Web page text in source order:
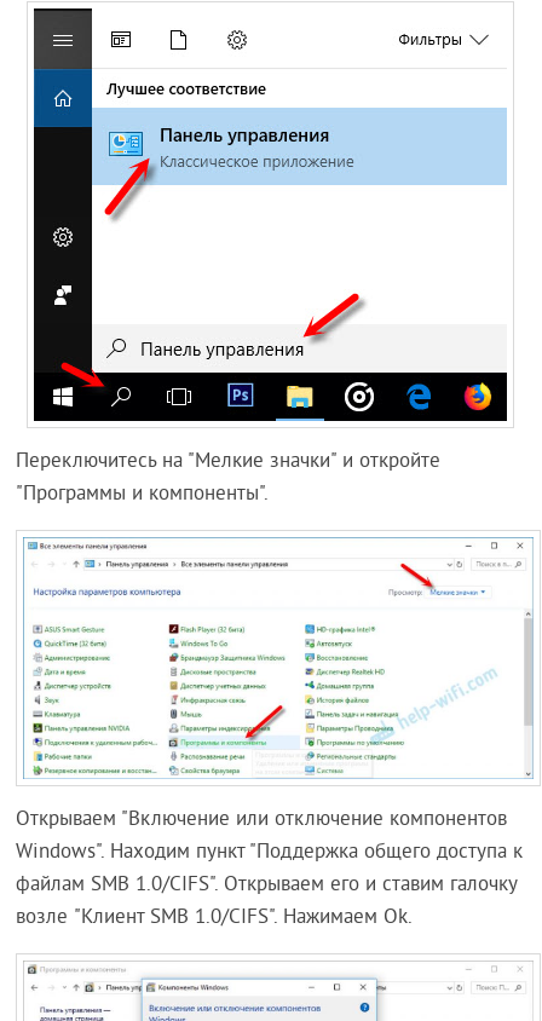
Переключитесь на "Мелкие значки" и откройте
"Программы и компоненты".
Открываем "Включение или отключение компонентов
Windows". Находим пункт "Поддержка общего доступа к
файлам SMB 1.0/CIFS". Открываем его и ставим галочку
возле "Клиент SMB 1.0/CIFS". Нажимаем Ok.